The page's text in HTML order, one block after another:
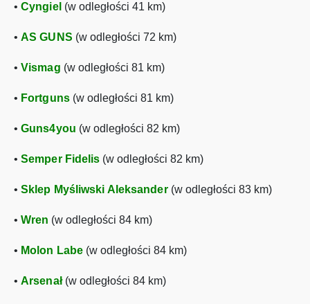
• Cyngiel (w odległości 41 km)
• AS GUNS (w odległości 72 km)
• Vismag (w odległości 81 km)
• Fortguns(w odległości 81 km)
• Guns4you (w odległości 82 km)
• Semper Fidelis (w odległości 82 km)
• Sklep Myśliwski Aleksander(w odległości 83 km)
• Wren (w odległości 84 km)
• Molon Labe (w odległości 84 km)
• Arsenał(w odległości 84 km)